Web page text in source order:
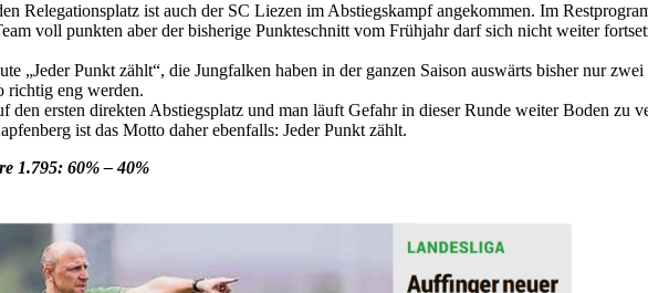
Relegationsplatz ist auch der SC Liezen im Abstiegskampf angekommen. Im
voll punkten aber der bisherige Punkteschnitt vom Frühjahr darf sich nicht weiter
„Jeder Punkt zählt“, die Jungfalken haben in der ganzen Saison auswärts bisher nur
richtig eng werden.
ersten direkten Abstiegsplatz und man läuft Gefahr in dieser Runde weiter Boden zu
ist das Motto daher ebenfalls: Jeder Punkt zählt.
1.795: 60% – 40%